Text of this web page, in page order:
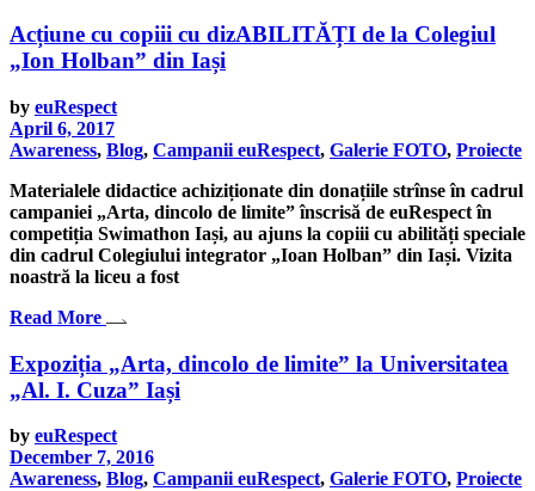
Acțiune cu copiii cu dizABILITĂȚI de la Colegiul
„Ion Holban” din Iași
by euRespect
April 6, 2017
Awareness, Blog, Campanii euRespect, Galerie FOTO, Proiecte
Materialele didactice achiziționate din donațiile strînse în cadrul
campaniei „Arta, dincolo de limite” înscrisă de euRespect​ în
competiția Swimathon Iași, au ajuns la copiii cu abilități speciale
din cadrul Colegiului integrator „Ioan Holban” din Iași. Vizita
noastră la liceu a fost
Read More
Expoziția „Arta, dincolo de limite” la Universitatea
„Al. I. Cuza” Iași
by euRespect
December 7, 2016
Awareness, Blog, Campanii euRespect, Galerie FOTO, Proiecte